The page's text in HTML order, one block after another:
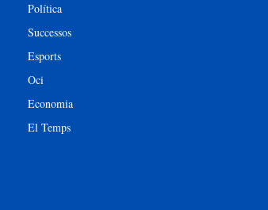
Política
Successos
Esports
Oci
Economia
El Temps